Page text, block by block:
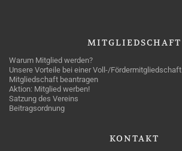
MITGLIEDSCHAFT
Warum Mitglied werden?
Unsere Vorteile bei einer Voll-/Fördermitgliedschaft
Mitgliedschaft beantragen
Aktion: Mitglied werben!
Satzung des Vereins
Beitragsordnung
KONTAKT